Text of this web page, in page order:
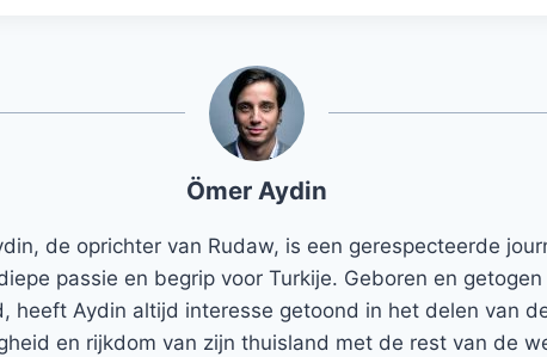
Ömer Aydin
de oprichter van Rudaw, is een gerespecteerde
passie en begrip voor Turkije. Geboren en
heeft Aydin altijd interesse getoond in het delen van
en rijkdom van zijn thuisland met de rest van de